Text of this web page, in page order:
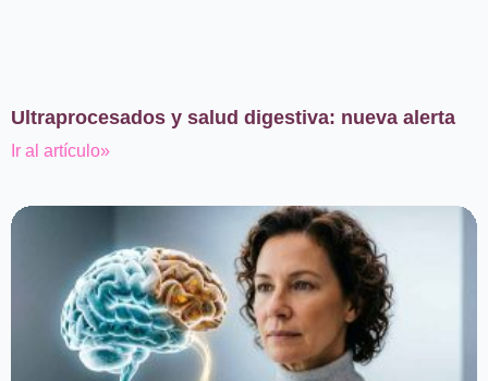
Ultraprocesados y salud digestiva: nueva alerta
Ir al artículo»